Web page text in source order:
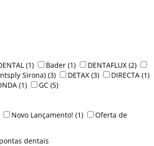
(1) Bader (1) DENTAFLUX (2)
Sirona) (3) DETAX (3) DIRECTA (1)
(1) GC (5)
Novo Lançamento! (1)
Oferta de
dentais